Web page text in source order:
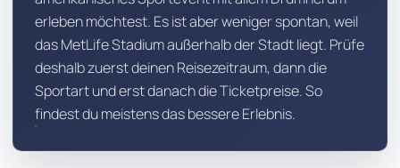
erleben möchtest. Es ist aber weniger spontan, weil
das MetLife Stadium außerhalb der Stadt liegt. Prüfe
deshalb zuerst deinen Reisezeitraum, dann die
Sportart und erst danach die Ticketpreise. So
findest du meistens das bessere Erlebnis.